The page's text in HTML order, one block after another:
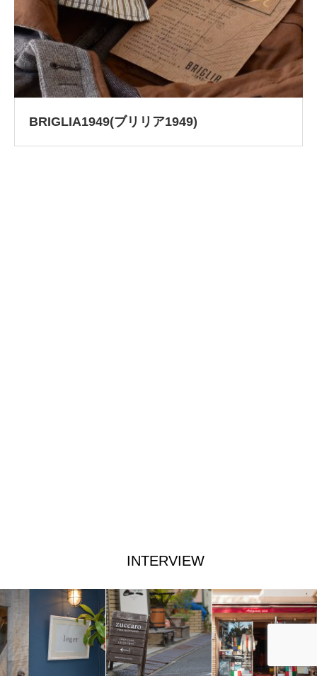
BRIGLIA1949(ブリリア1949)
INTERVIEW
BRAND LIST SNAP CONTACT